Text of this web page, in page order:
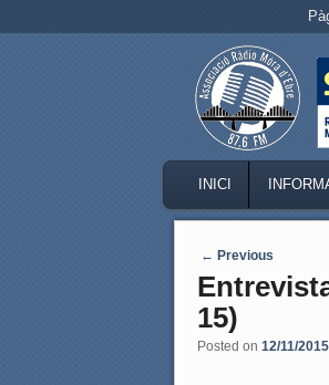
MAIN MENU
SKIP TO
SKIP TO
INICI
Post navigation
← Previous
15)
Posted on 12/11/2015